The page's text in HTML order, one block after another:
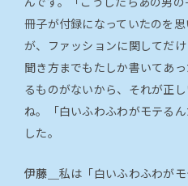
冊子が付録になっていたのを
が、ファッションに関してだ
聞き方までもたしか書いてあ
るものがないから、それが正
ね。「白いふわふわがモテる
した。
伊藤＿ 私は「白いふわふわがモ